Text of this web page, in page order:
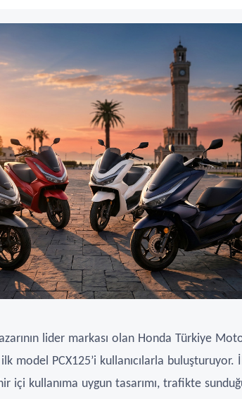
lider markası olan Honda Türkiye
model PCX125’i kullanıcılarla buluşturuyor.
içi kullanıma uygun tasarımı, trafikte